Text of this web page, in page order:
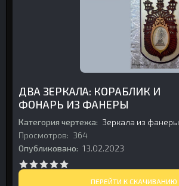
ДВА ЗЕРКАЛА: КОРАБЛИК И
ФОНАРЬ ИЗ ФАНЕРЫ
Категория чертежа: Зеркала из фанеры
Просмотров: 364
Опубликовано: 13.02.2023
ПЕРЕЙТИ К СКАЧИВАНИЮ